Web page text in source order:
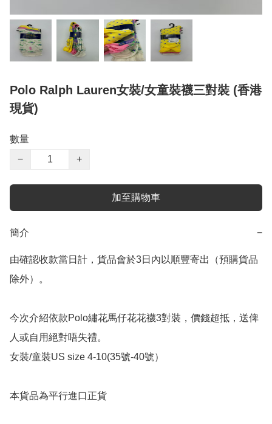
Polo Ralph Lauren女裝/女童裝襪三對裝 (香港
現貨)
數量
−
+
加至購物車
簡介 −
由確認收款當日計，貨品會於3日內以順豐寄出（預購貨品
除外）。
今次介紹依款Polo繡花馬仔花花襪3對裝，價錢超抵，送俾
人或自用絕對唔失禮。
女裝/童裝US size 4-10(35號-40號）
本貨品為平行進口正貨